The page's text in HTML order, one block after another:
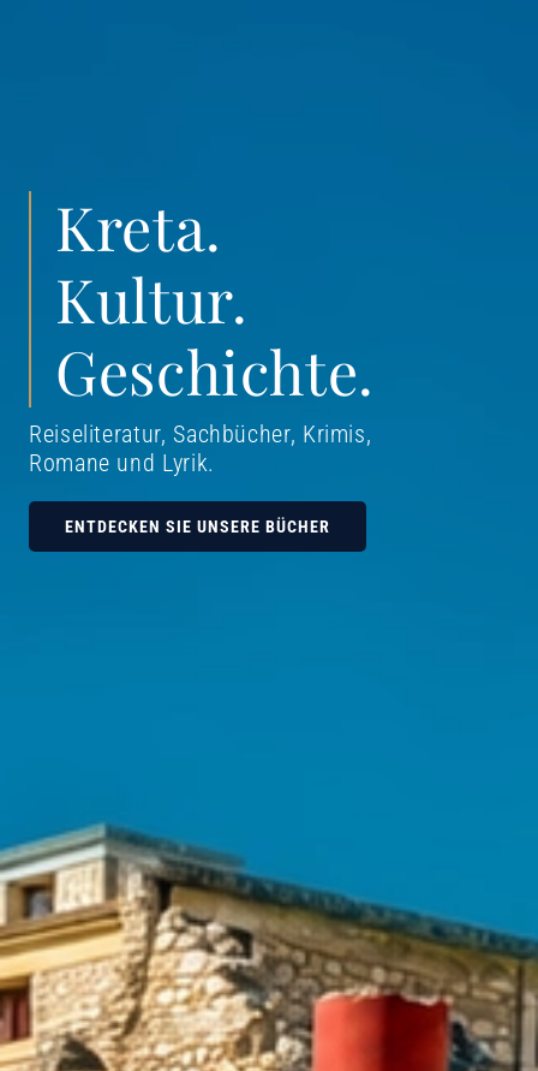
Kreta.
Kultur.
Geschichte.
Reiseliteratur, Sachbücher, Krimis,
Romane und Lyrik.
ENTDECKEN SIE UNSERE BÜCHER